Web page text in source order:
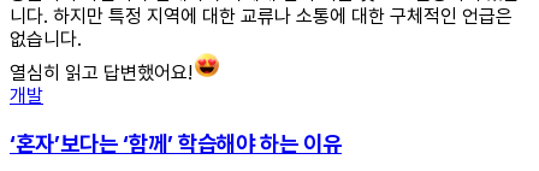
니다. 하지만 특정 지역에 대한 교류나 소통에 대한 구체적인 언급은
없습니다.
열심히 읽고 답변했어요!
개발
‘혼자’보다는 ‘함께’ 학습해야 하는 이유